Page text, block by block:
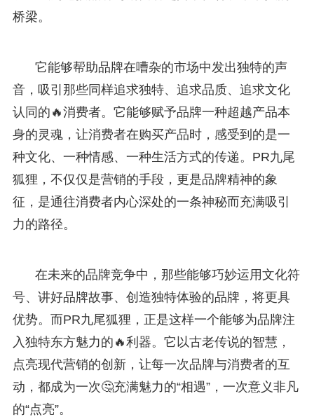
桥梁。
它能够帮助品牌在嘈杂的市场中发出独特的声
音，吸引那些同样追求独特、追求品质、追求文化
认同的🔥消费者。它能够赋予品牌一种超越产品本
身的灵魂，让消费者在购买产品时，感受到的是一
种文化、一种情感、一种生活方式的传递。PR九尾
狐狸，不仅仅是营销的手段，更是品牌精神的象
征，是通往消费者内心深处的一条神秘而充满吸引
力的路径。
在未来的品牌竞争中，那些能够巧妙运用文化符
号、讲好品牌故事、创造独特体验的品牌，将更具
优势。而PR九尾狐狸，正是这样一个能够为品牌注
入独特东方魅力的🔥利器。它以古老传说的智慧，
点亮现代营销的创新，让每一次品牌与消费者的互
动，都成为一次🤔充满魅力的“相遇”，一次意义非凡
的“点亮”。